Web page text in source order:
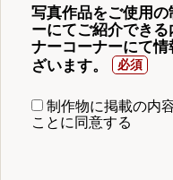
写真作品をご使用
ーにてご紹介でき
ナーコーナーにて
ざいます。
制作物に掲載の内
ことに同意する